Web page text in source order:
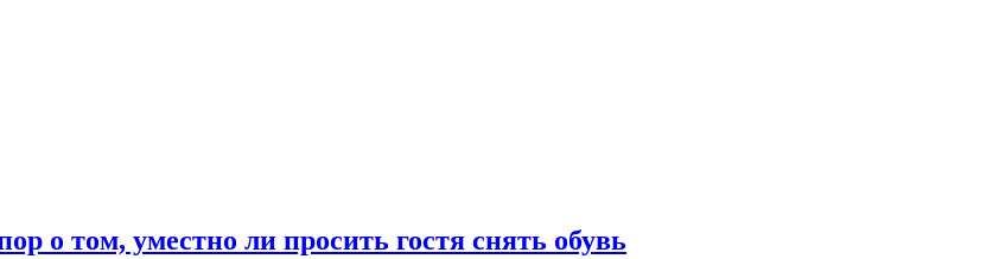
о том, уместно ли просить гостя снять обувь